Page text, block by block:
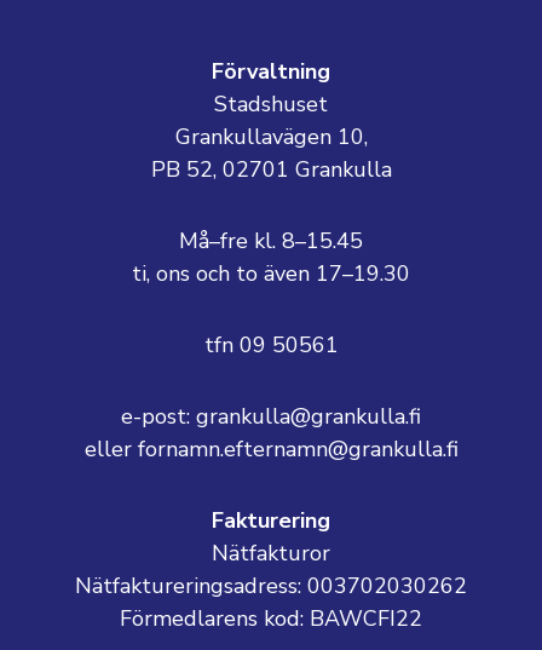
Förvaltning
Stadshuset
Grankullavägen 10,
PB 52, 02701 Grankulla
Må–fre kl. 8–15.45
ti, ons och to även 17–19.30
tfn 09 50561
e-post: grankulla@grankulla.fi
eller fornamn.efternamn@grankulla.fi
Fakturering
Nätfakturor
Nätfaktureringsadress: 003702030262
Förmedlarens kod: BAWCFI22